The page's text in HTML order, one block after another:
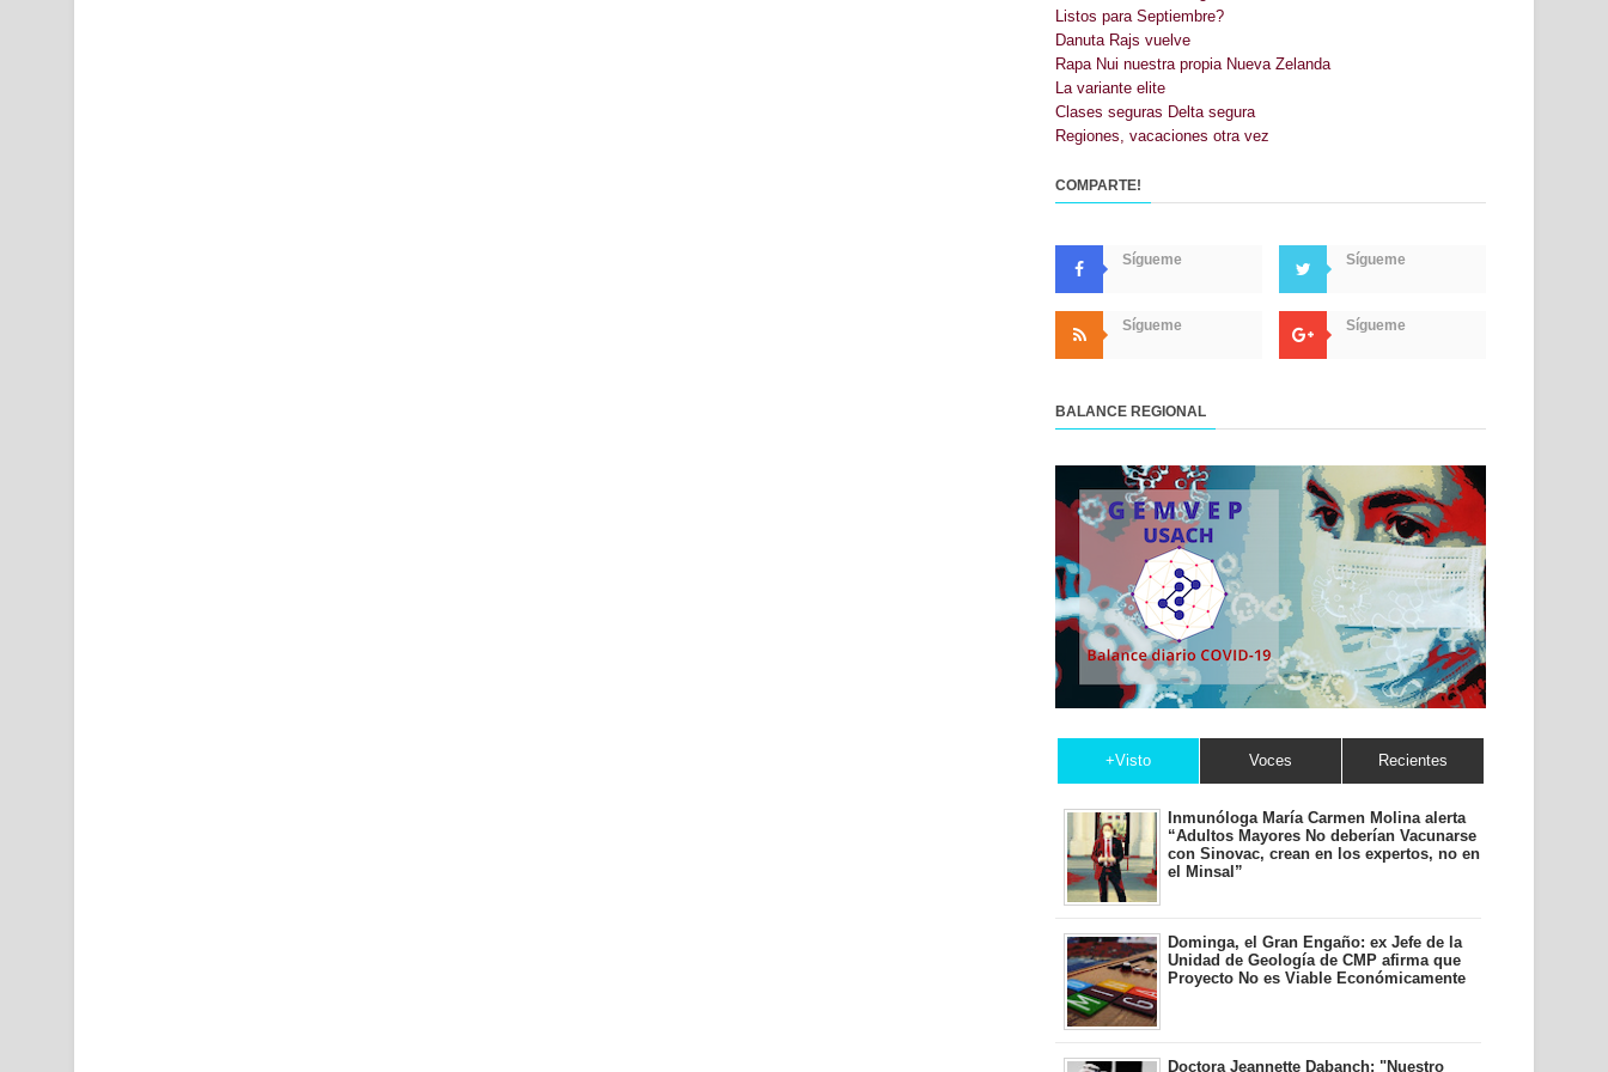
Listos para Septiembre?
Danuta Rajs vuelve
Rapa Nui nuestra propia Nueva Zelanda
La variante elite
Clases seguras Delta segura
Regiones, vacaciones otra vez
COMPARTE!
Sígueme Sígueme
Sígueme Sígueme
BALANCE REGIONAL
+Visto Voces Recientes
Inmunóloga María Carmen Molina alerta
“Adultos Mayores No deberían Vacunarse
con Sinovac, crean en los expertos, no en
el Minsal”
Dominga, el Gran Engaño: ex Jefe de la
Unidad de Geología de CMP afirma que
Proyecto No es Viable Económicamente
Doctora Jeannette Dabanch: "Nuestro